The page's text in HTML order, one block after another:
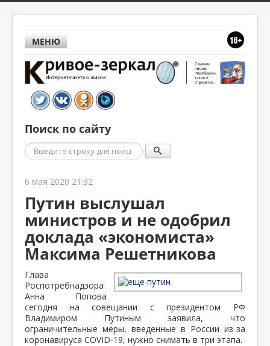
МЕНЮ
Поиск по сайту
Поиск
6 мая 2020 21:32
Путин выслушал
министров и не одобрил
доклада «экономиста»
Максима Решетникова
Глава
Роспотребнадзора
Анна Попова
сегодня на совещании с президентом РФ
Владимиром Путиным заявила, что
ограничительные меры, введенные в России из-за
коронавируса COVID-19, нужно снимать в три этапа.